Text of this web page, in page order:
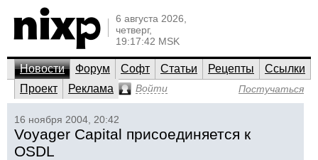
6 августа 2026,
четверг,
19:17:42 MSK
Новости Форум Софт Статьи Рецепты
Ссылки
Проект
Реклама Войти Постучаться
16 ноября 2004, 20:42
Voyager Capital присоединяется к
OSDL